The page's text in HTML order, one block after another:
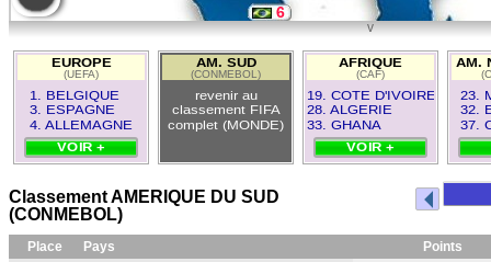
v
11
6
EUROPE
(UEFA)
1. BELGIQUE
3. ESPAGNE
4. ALLEMAGNE
VOIR +
AM. SUD
(CONMEBOL)
revenir au
classement FIFA
complet (MONDE)
AFRIQUE
(CAF)
19. COTE D'IVOIRE
28. ALGERIE
33. GHANA
VOIR +
AM.
23.
32.
37.
Classement AMERIQUE DU SUD
(CONMEBOL)
Place Pays Points